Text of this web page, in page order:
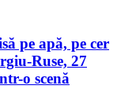
pe apă, pe cer
Ruse, 27
o scenă